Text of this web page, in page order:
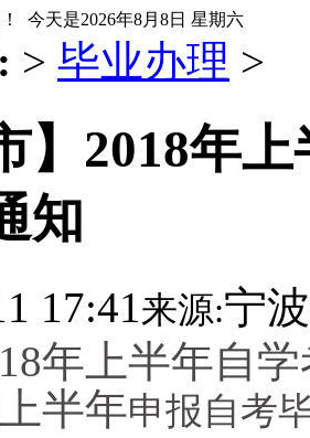
今天是2026年8月8日 星期六
> 毕业办理 >
】2018年
知
17:41来源:宁
年上半年自
半年申报自考